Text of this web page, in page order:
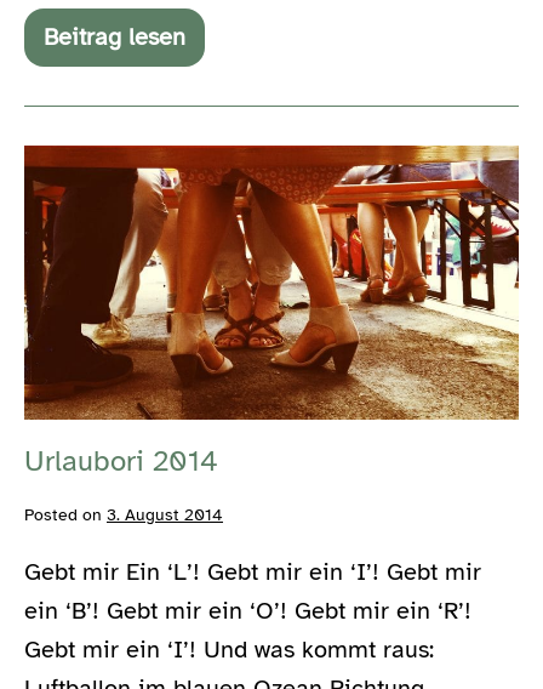
Beitrag lesen
Sandrantastic
Urlaubori
2014
Urlaubori 2014
Posted on 3. August 2014
Gebt mir Ein ‘L’! Gebt mir ein ‘I’! Gebt mir
ein ‘B’! Gebt mir ein ‘O’! Gebt mir ein ‘R’!
Gebt mir ein ‘I’! Und was kommt raus: